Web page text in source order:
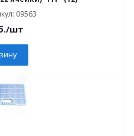
09563
/шт